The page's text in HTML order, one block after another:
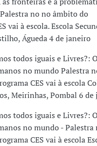
no no âmbito do
vai à escola. Escola
Águeda 4 de janeiro
todos iguais e Livres?:
no mundo Palestra
CES vai à escola
Meirinhas, Pombal 6
todos iguais e Livres?:
no mundo - Palestra
CES vai à escola